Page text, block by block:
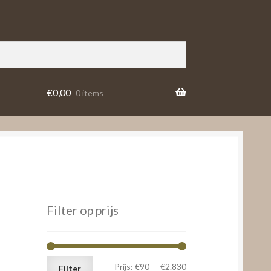
€0,00 0 items
Filter op prijs
Min.
Max.
Filter Prijs: €90— €2.830